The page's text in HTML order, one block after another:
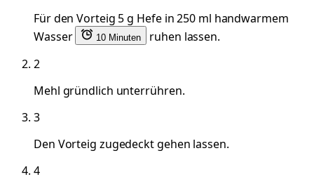
Für den Vorteig 5 g Hefe in 250 ml handwarmem
Wasser
10 Minuten
ruhen lassen.
2
Mehl gründlich unterrühren.
3
Den Vorteig zugedeckt gehen lassen.
4